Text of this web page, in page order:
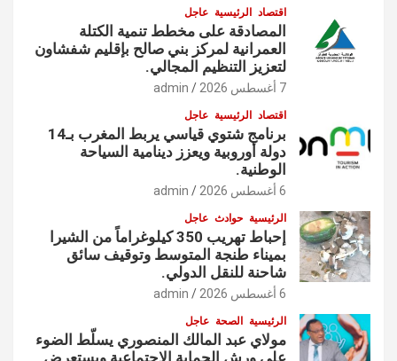
اقتصاد الرئيسية عاجل
المصادقة على مخطط تنمية الكتلة
العمرانية لمركز بني صالح بإقليم شفشاون
لتعزيز التنظيم المجالي.
7 أغسطس 2026 admin
اقتصاد الرئيسية عاجل
برنامج شتوي قياسي يربط المغرب بـ14
دولة أوروبية ويعزز دينامية السياحة
الوطنية.
6 أغسطس 2026 admin
الرئيسية حوادث عاجل
إحباط تهريب 350 كيلوغراماً من الشيرا
بميناء طنجة المتوسط وتوقيف سائق
شاحنة للنقل الدولي.
6 أغسطس 2026 admin
الرئيسية الصحة عاجل
مولاي عبد المالك المنصوري يسلّط الضوء